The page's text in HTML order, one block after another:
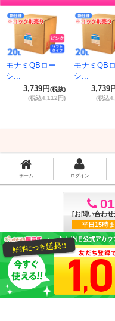
モナミQBロー
シ...
3,739円(税抜)
(税込4,112円)
モナミQB
シ...
3,739
(税込
ホーム ログイン
[お問い合わ
平日15時
ご利用ガ
特定商
プラ
利用規